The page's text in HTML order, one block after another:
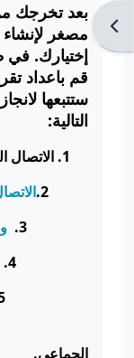
بعد تخرجك
مصغر
إختيارك.
قم باعداد
ستتبعها
التالية:
الجماعي.